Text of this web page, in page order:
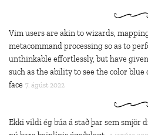
Vim users are akin to wizards,
metacommand processing so as to
unthinkable effortlessly, but have
such as the ability to see the color
face 7. ágúst 2022
Ekki vildi ég búa á stað þar sem smjör